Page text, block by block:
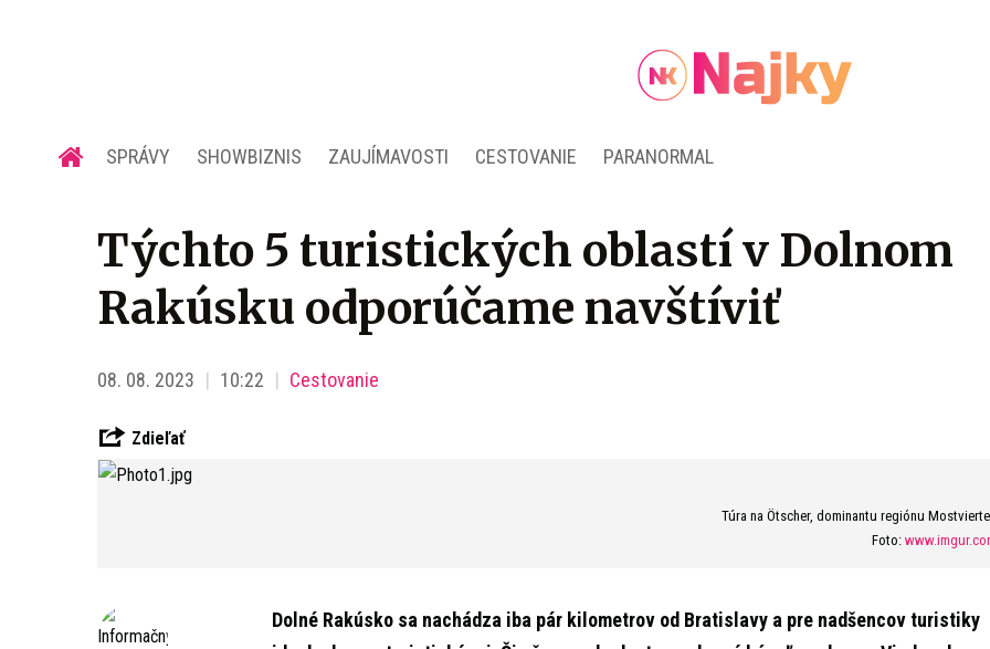
SPRÁVY SHOWBIZNIS ZAUJÍMAVOSTI CESTOVANIE PARANORMAL
Týchto 5 turistických oblastí v Dolnom
Rakúsku odporúčame navštíviť
08. 08. 2023 10:22 Cestovanie
Zdieľať
Túra na Ötscher, dominantu regiónu
Foto:
Dolné Rakúsko sa nachádza iba pár kilometrov od Bratislavy a pre nadšencov turistiky